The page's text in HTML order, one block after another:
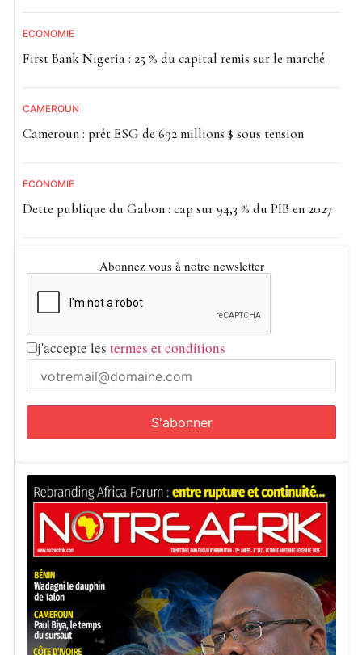
ECONOMIE
First Bank Nigeria : 25 % du capital remis sur le marché
CAMEROUN
Cameroun : prêt ESG de 692 millions $ sous tension
ECONOMIE
Dette publique du Gabon : cap sur 94,3 % du PIB en 2027
Abonnez vous à notre newsletter
j'accepte les termes et conditions